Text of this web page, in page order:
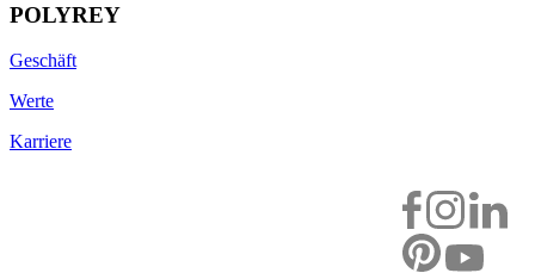
POLYREY
Geschäft
Werte
Karriere